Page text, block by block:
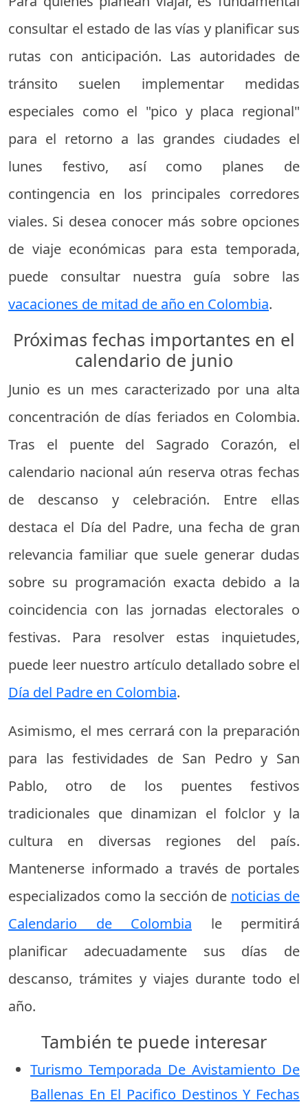
consultar el estado de las vías y planificar sus
rutas con anticipación. Las autoridades de
tránsito suelen implementar medidas
especiales como el "pico y placa regional"
para el retorno a las grandes ciudades el
lunes festivo, así como planes de
contingencia en los principales corredores
viales. Si desea conocer más sobre opciones
de viaje económicas para esta temporada,
puede consultar nuestra guía sobre las
vacaciones de mitad de año en Colombia.
Próximas fechas importantes en el
calendario de junio
Junio es un mes caracterizado por una alta
concentración de días feriados en Colombia.
Tras el puente del Sagrado Corazón, el
calendario nacional aún reserva otras fechas
de descanso y celebración. Entre ellas
destaca el Día del Padre, una fecha de gran
relevancia familiar que suele generar dudas
sobre su programación exacta debido a la
coincidencia con las jornadas electorales o
festivas. Para resolver estas inquietudes,
puede leer nuestro artículo detallado sobre el
Día del Padre en Colombia.
Asimismo, el mes cerrará con la preparación
para las festividades de San Pedro y San
Pablo, otro de los puentes festivos
tradicionales que dinamizan el folclor y la
cultura en diversas regiones del país.
Mantenerse informado a través de portales
especializados como la sección de noticias de
Calendario de Colombia le permitirá
planificar adecuadamente sus días de
descanso, trámites y viajes durante todo el
año.
También te puede interesar
Turismo Temporada De Avistamiento De
Ballenas En El Pacifico Destinos Y Fechas